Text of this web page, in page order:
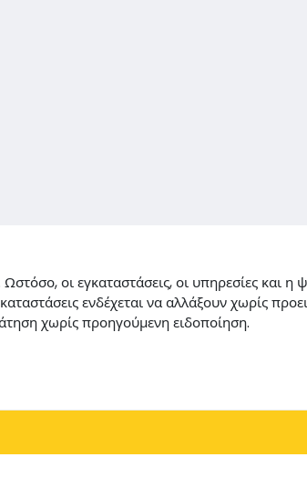
οι εγκαταστάσεις, οι υπηρεσίες και η
ενδέχεται να αλλάξουν χωρίς
χωρίς προηγούμενη ειδοποίηση.